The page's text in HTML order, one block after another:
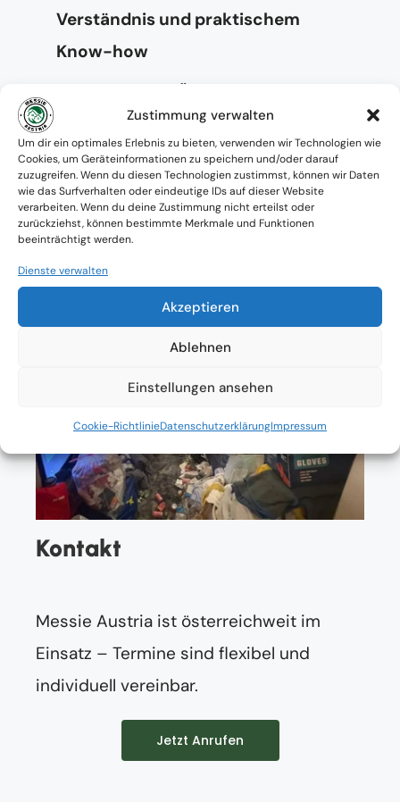
Zustimmung verwalten
Um dir ein optimales Erlebnis zu bieten, verwenden wir Technologien wie
Cookies, um Geräteinformationen zu speichern und/oder darauf
zuzugreifen. Wenn du diesen Technologien zustimmst, können wir Daten
wie das Surfverhalten oder eindeutige IDs auf dieser Website
verarbeiten. Wenn du deine Zustimmung nicht erteilst oder
zurückziehst, können bestimmte Merkmale und Funktionen
beeinträchtigt werden.
Dienste verwalten
Akzeptieren
Ablehnen
Einstellungen ansehen
Cookie-RichtlinieDatenschutzerklärungImpressum
Verständnis und praktischem
Know-how
Absolute Diskretion & keine
Zusammenarbeit mit Ämtern ohne
Einverständnis
Kontakt
Messie Austria ist österreichweit im
Einsatz – Termine sind flexibel und
individuell vereinbar.
Jetzt Anrufen